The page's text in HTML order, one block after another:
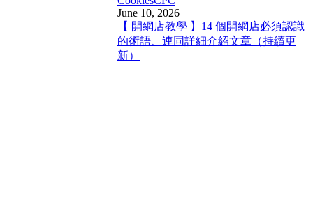
June 10, 2026
【 開網店教學 】14 個開網店必須認識
的術語、連同詳細介紹文章（持續更
新）